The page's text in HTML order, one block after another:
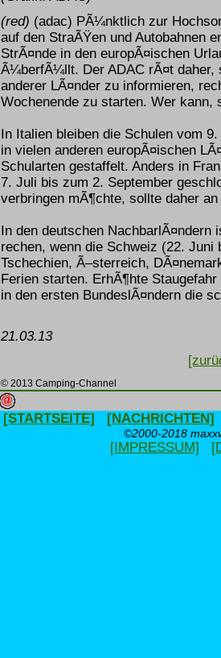
(red) (adac) PÃ¼nktlich zur
auf den StraÃŸen und Autobahnen
StrÃ¤nde in den europÃ¤ischen
Ã¼berfÃ¼llt. Der ADAC rÃ¤t
anderer LÃ¤nder zu informieren,
Wochenende zu starten. Wer kann,
In Italien bleiben die Schulen vom
in vielen anderen europÃ¤ischen
Schularten gestaffelt. Anders in
7. Juli bis zum 2. September
verbringen mÃ¶chte, sollte daher
In den deutschen NachbarlÃ¤ndern
rechen, wenn die Schweiz (22.
Tschechien, Ã–sterreich,
Ferien starten. ErhÃ¶hte
in den ersten BundeslÃ¤ndern die
21.03.13
© 2013 Camping-Channel
[STARTSEITE] [NACHRICHTEN]
©2000-2018
[IMPRESSUM]